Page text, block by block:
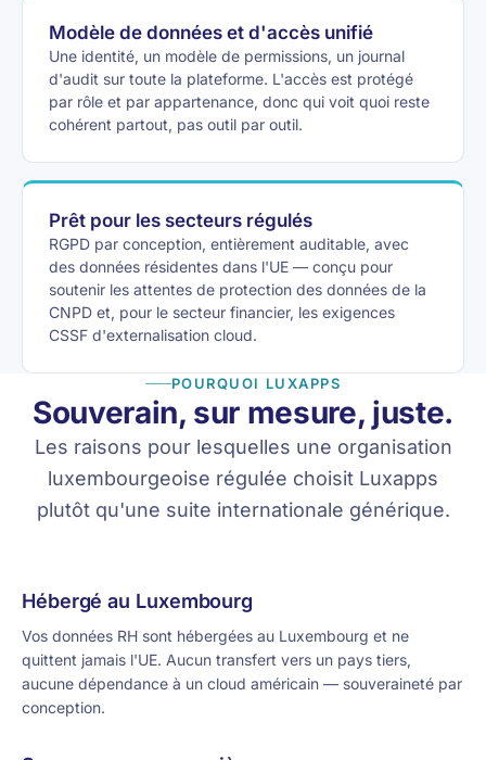
Modèle de données et d'accès unifié
Une identité, un modèle de permissions, un journal
d'audit sur toute la plateforme. L'accès est protégé
par rôle et par appartenance, donc qui voit quoi reste
cohérent partout, pas outil par outil.
Prêt pour les secteurs régulés
RGPD par conception, entièrement auditable, avec
des données résidentes dans l'UE — conçu pour
soutenir les attentes de protection des données de la
CNPD et, pour le secteur financier, les exigences
CSSF d'externalisation cloud.
POURQUOI LUXAPPS
Souverain, sur mesure, juste.
Les raisons pour lesquelles une organisation
luxembourgeoise régulée choisit Luxapps
plutôt qu'une suite internationale générique.
Hébergé au Luxembourg
Vos données RH sont hébergées au Luxembourg et ne
quittent jamais l'UE. Aucun transfert vers un pays tiers,
aucune dépendance à un cloud américain — souveraineté par
conception.